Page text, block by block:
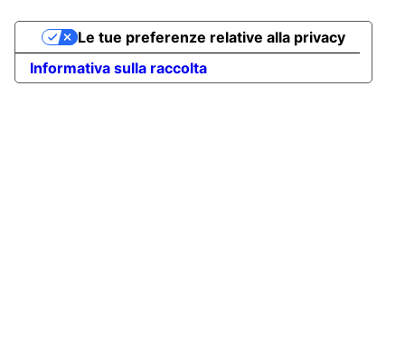
Informativa sulla raccolta
Le tue preferenze relative alla privacy